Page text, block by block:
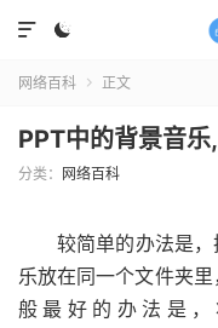


网络百科  正文
PPT中的背景音
分类： 网络百科
较简单的办法是，
乐放在同一个文件夹
般最好的办法是，